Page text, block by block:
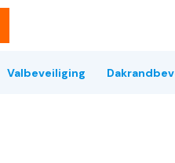
Valbeveiliging